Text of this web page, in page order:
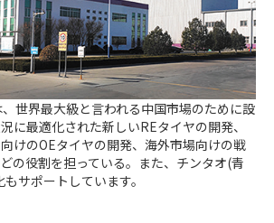
世界最大級と言われる中国市場のために設
に最適化された新しいREタイヤの開発、
けのOEタイヤの開発、海外市場向けの戦
の役割を担っている。また、チンタオ(青
サポートしています。